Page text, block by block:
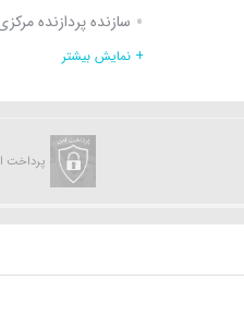
سازنده پردازنده
سری پردازنده مرکزی:
نوع حافظه داخلی:
+ نمایش بیشتر
پرداخت